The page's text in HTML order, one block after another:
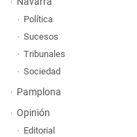
Política
Sucesos
Tribunales
Sociedad
Pamplona
Opinión
Editorial